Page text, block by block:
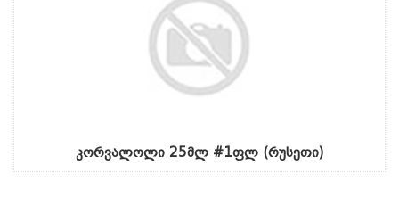
კორვალოლი 25მლ #1ფლ (რუსეთი)